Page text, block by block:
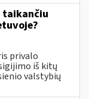
taikančiu
privalo
iš kitų
valstybių